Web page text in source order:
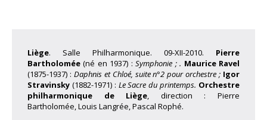
Liège. Salle Philharmonique. 09-XII-2010. Pierre
Bartholomée (né en 1937) :Symphonie ; . Maurice Ravel
(1875-1937) : Daphnis et Chloé, suite n°2 pour orchestre ; Igor
Stravinsky (1882-1971) : Le Sacre du printemps. Orchestre
philharmonique de Liège, direction : Pierre
Bartholomée, Louis Langrée, Pascal Rophé.